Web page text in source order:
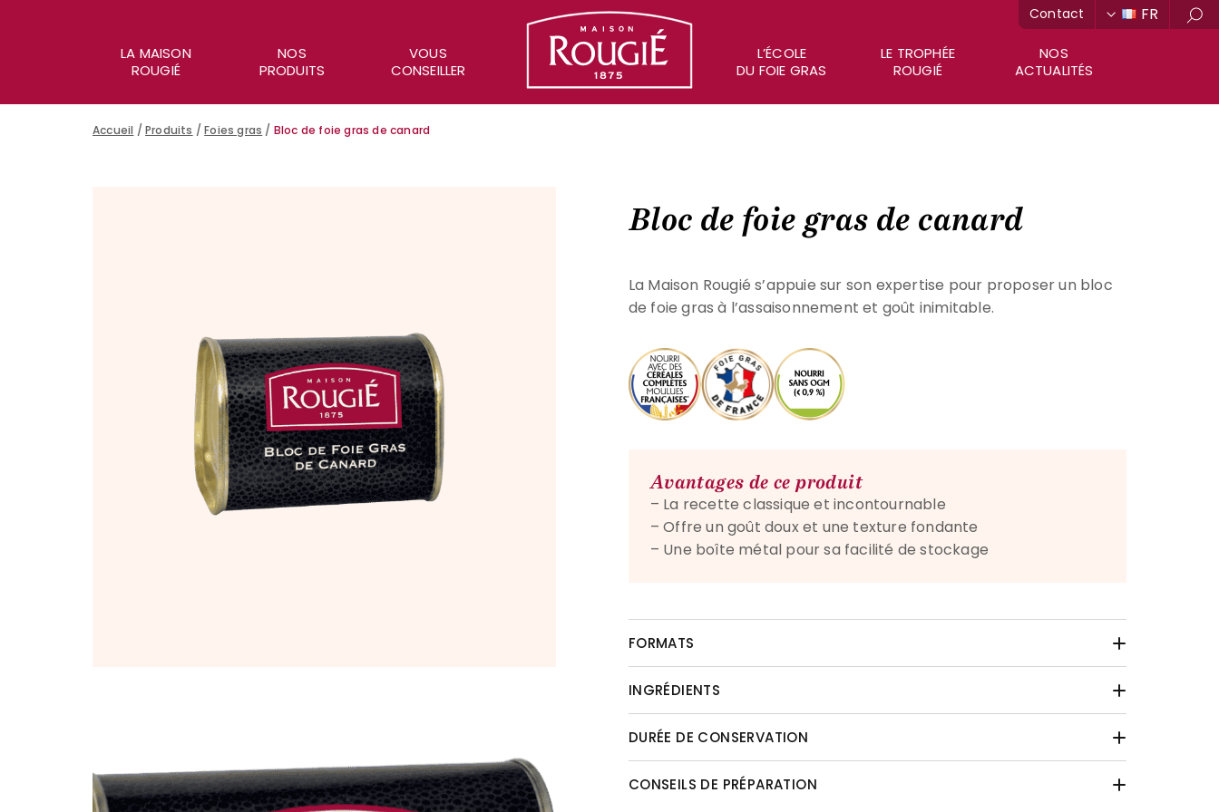
Maison Rougié
LA MAISON
ROUGIÉ
NOS
PRODUITS
VOUS
CONSEILLER
L’ÉCOLE
DU FOIE GRAS
LE TROPHÉE
ROUGIÉ
NOS
ACTUALITÉS
Contact FR
Accueil /Produits /Foies gras / Bloc de foie gras de canard
Bloc de foie gras de canard
La Maison Rougié s’appuie sur son expertise pour proposer un bloc
de foie gras à l’assaisonnement et goût inimitable.
Avantages de ce produit
– La recette classique et incontournable
– Offre un goût doux et une texture fondante
– Une boîte métal pour sa facilité de stockage
FORMATS
INGRÉDIENTS
DURÉE DE CONSERVATION
CONSEILS DE PRÉPARATION